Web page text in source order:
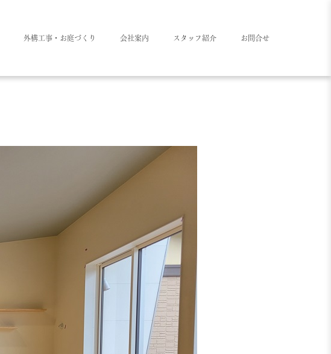
外構工事・お庭づくり 会社案内 スタッフ紹介 お問合せ